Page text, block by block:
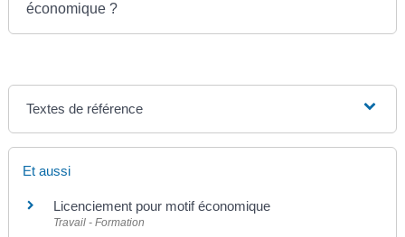
économique ?
Textes de référence
Et aussi
Licenciement pour motif économique
Travail - Formation